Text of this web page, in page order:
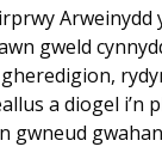
Arweinydd
gweld
a diogel i’n
gwneud